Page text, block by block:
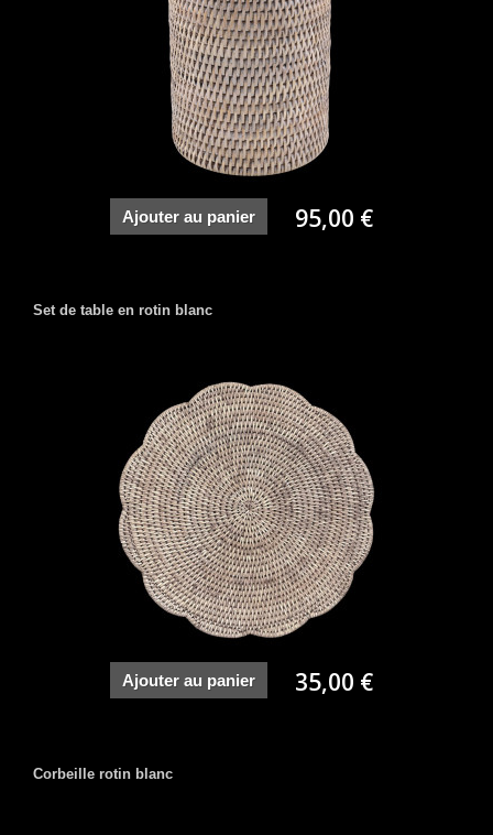
Ajouter au panier 95,00 €
Set de table en rotin blanc
Ajouter au panier 35,00 €
Corbeille rotin blanc